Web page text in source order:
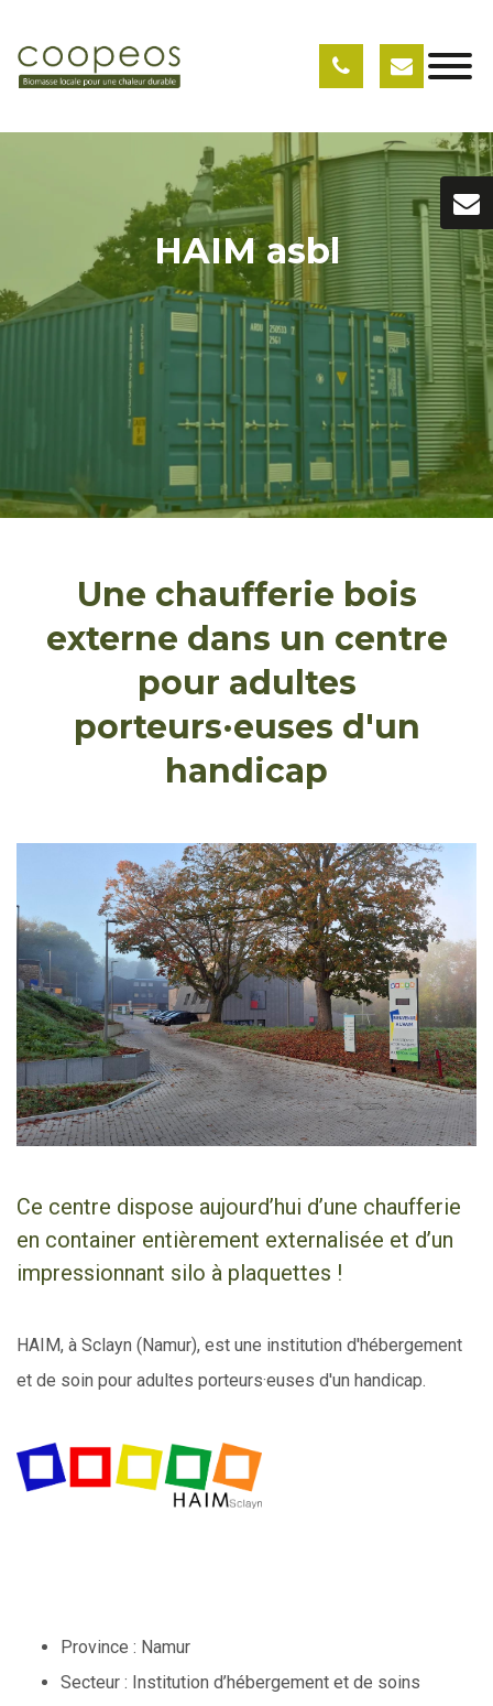
HAIM asbl
Une chaufferie bois
externe dans un centre
pour adultes
porteurs·euses d'un
handicap
Ce centre dispose aujourd’hui d’une chaufferie
en container entièrement externalisée et d’un
impressionnant silo à plaquettes !
HAIM, à Sclayn (Namur), est une institution d'hébergement
et de soin pour adultes porteurs·euses d'un handicap.
Province : Namur
Secteur : Institution d’hébergement et de soins